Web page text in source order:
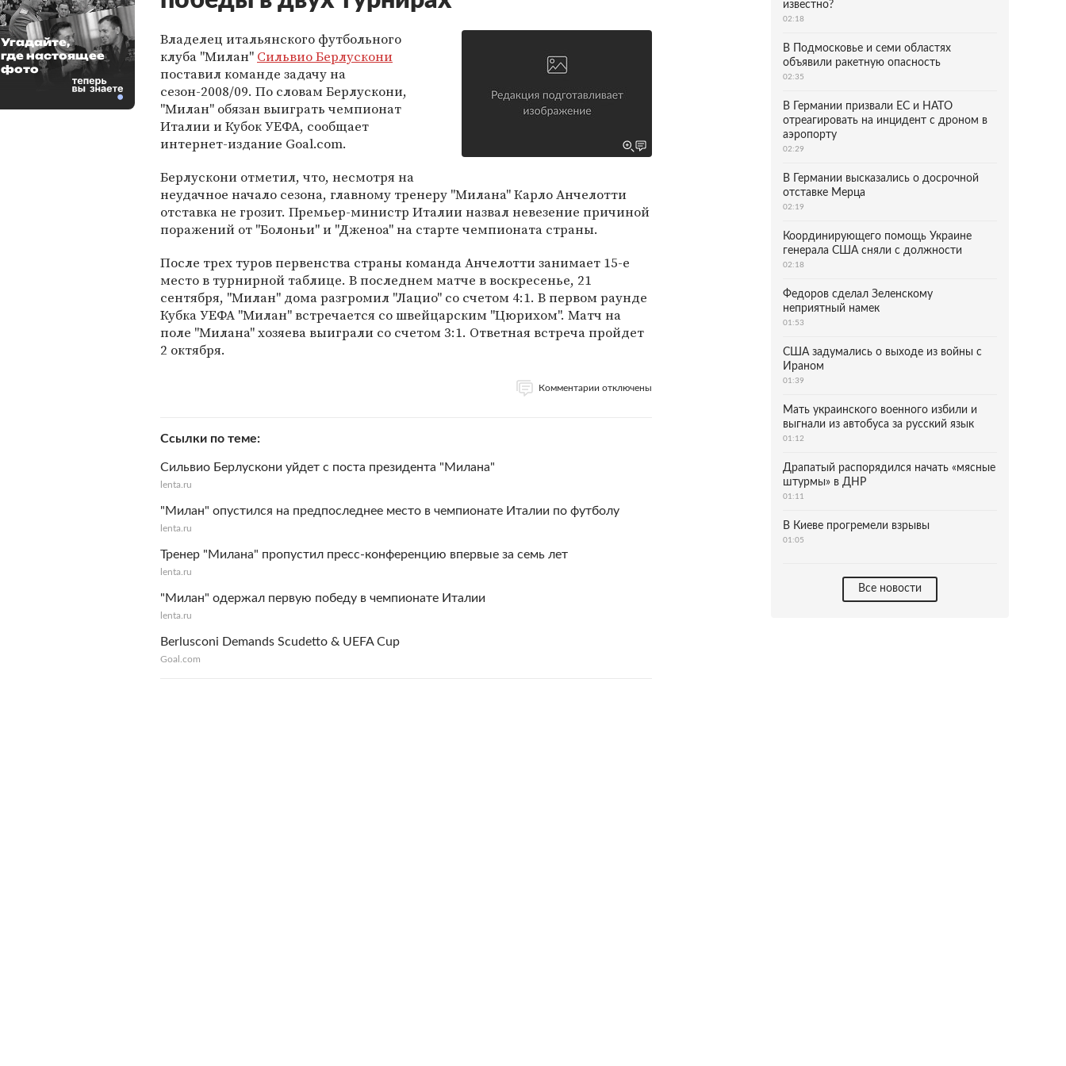
Владелец итальянского футбольного
клуба "Милан" Сильвио Берлускони
поставил команде задачу на
сезон-2008/09. По словам Берлускони,
"Милан" обязан выиграть чемпионат
Италии и Кубок УЕФА, сообщает
интернет-издание Goal.com.
Берлускони отметил, что, несмотря на
неудачное начало сезона, главному тренеру "Милана" Карло Анчелотти
отставка не грозит. Премьер-министр Италии назвал невезение причиной
поражений от "Болоньи" и "Дженоа" на старте чемпионата страны.
После трех туров первенства страны команда Анчелотти занимает 15-е
место в турнирной таблице. В последнем матче в воскресенье, 21
сентября, "Милан" дома разгромил "Лацио" со счетом 4:1. В первом раунде
Кубка УЕФА "Милан" встречается со швейцарским "Цюрихом". Матч на
поле "Милана" хозяева выиграли со счетом 3:1. Ответная встреча пройдет
2 октября.
Комментарии отключены
Ссылки по теме
Сильвио Берлускони уйдет с поста президента "Милана"
lenta.ru
"Милан" опустился на предпоследнее место в чемпионате Италии по футболу
lenta.ru
Тренер "Милана" пропустил пресс-конференцию впервые за семь лет
lenta.ru
"Милан" одержал первую победу в чемпионате Италии
lenta.ru
Berlusconi Demands Scudetto & UEFA Cup
Goal.com
Угадайте,
где настоящее
фото
известно?
02:18
В Подмосковье и семи областях
объявили ракетную опасность
02:35
В Германии призвали ЕС и НАТО
отреагировать на инцидент с дроном в
аэропорту
02:29
В Германии высказались о досрочной
отставке Мерца
02:19
Координирующего помощь Украине
генерала США сняли с должности
02:18
Федоров сделал Зеленскому
неприятный намек
01:53
США задумались о выходе из войны с
Ираном
01:39
Мать украинского военного избили и
выгнали из автобуса за русский язык
01:12
Драпатый распорядился начать «мясные
штурмы» в ДНР
01:11
В Киеве прогремели взрывы
01:05
Все новости